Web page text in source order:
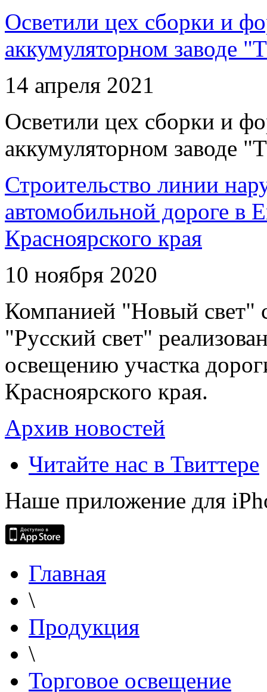
Осветили цех сборки и
аккумуляторном заводе
14 апреля 2021
Осветили цех сборки и
аккумуляторном заводе
Строительство линии
автомобильной дороге в
Красноярского края
10 ноября 2020
Компанией "Новый свет"
"Русский свет"
освещению участка
Красноярского края.
Архив новостей
Читайте нас в Твиттере
Наше приложение для
Главная
\
Продукция
\
Торговое освещение